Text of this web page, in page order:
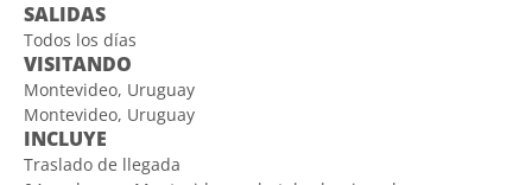
SALIDAS
Todos los días
VISITANDO
Montevideo, Uruguay
Montevideo, Uruguay
INCLUYE
Traslado de llegada